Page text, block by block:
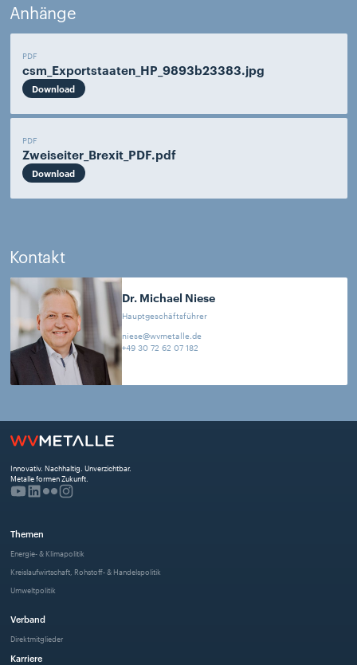
Anhänge
PDF
csm_Exportstaaten_HP_9893b23383.jpg
Download
PDF
Zweiseiter_Brexit_PDF.pdf
Download
Kontakt
Dr. Michael Niese
Hauptgeschäftsführer
niese@wvmetalle.de
+49 30 72 62 07 182
Innovativ. Nachhaltig. Unverzichtbar.
Metalle formen Zukunft.
Themen
Energie- & Klimapolitik
Kreislaufwirtschaft, Rohstoff- & Handelspolitik
Umweltpolitik
Verband
Direktmitglieder
Karriere